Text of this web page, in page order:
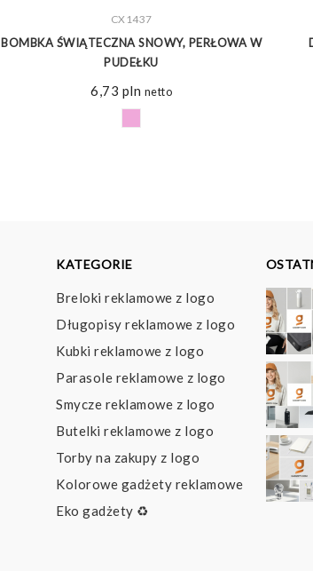
ZOBACZ WIĘCEJ
CX1437
BOMBKA ŚWIĄTECZNA SNOWY, PERŁOWA W
PUDEŁKU
6,73 pln netto
KATEGORIE
Breloki reklamowe z logo
Długopisy reklamowe z logo
Kubki reklamowe z logo
Parasole reklamowe z logo
Smycze reklamowe z logo
Butelki reklamowe z logo
Torby na zakupy z logo
Kolorowe gadżety reklamowe
Eko gadżety ♻️